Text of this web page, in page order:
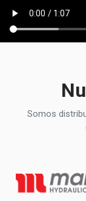
Somos